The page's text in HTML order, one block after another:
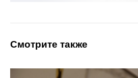
Смотрите также